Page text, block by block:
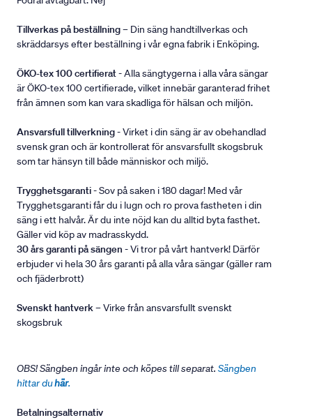
Tillverkas på beställning– Din säng handtillverkas och
skräddarsys efter beställning i vår egna fabrik i Enköping.
ÖKO-tex 100 certifierat- Alla sängtygerna i alla våra sängar
är ÖKO-tex 100 certifierade, vilket innebär garanterad frihet
från ämnen som kan vara skadliga för hälsan och miljön.
Ansvarsfull tillverkning- Virket i din säng är av obehandlad
svensk gran och är kontrollerat för ansvarsfullt skogsbruk
som tar hänsyn till både människor och miljö.
Trygghetsgaranti- Sov på saken i 180 dagar! Med vår
Trygghetsgaranti får du i lugn och ro prova fastheten i din
säng i ett halvår. Är du inte nöjd kan du alltid byta fasthet.
Gäller vid köp av madrasskydd.
30 års garanti på sängen - Vi tror på vårt hantverk! Därför
erbjuder vi hela 30 års garanti på alla våra sängar (gäller ram
och fjäderbrott)
Svenskt hantverk– Virke från ansvarsfullt svenskt
skogsbruk
OBS! Sängben ingår inte och köpes till separat. Sängben
hittar duhär.
Betalningsalternativ